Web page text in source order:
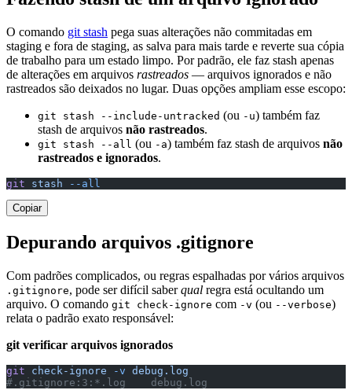
O comando git stash pega suas alterações não commitadas em
staging e fora de staging, as salva para mais tarde e reverte sua cópia
de trabalho para um estado limpo. Por padrão, ele faz stash apenas
de alterações em arquivos rastreados — arquivos ignorados e não
rastreados são deixados no lugar. Duas opções ampliam esse escopo:
git stash --include-untracked (ou -u) também faz
stash de arquivos não rastreados.
git stash --all (ou -a) também faz stash de arquivos não
rastreados e ignorados.
git stash --all
Copiar
Depurando arquivos .gitignore
Com padrões complicados, ou regras espalhadas por vários arquivos
.gitignore, pode ser difícil saberqual regra está ocultando um
arquivo. O comando git check-ignore com -v (ou --verbose)
relata o padrão exato responsável:
git verificar arquivos ignorados
git check-ignore -v debug.log
#.gitignore:3:*.log    debug.log